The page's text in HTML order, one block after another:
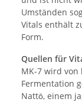
Umständen
Vitals enthält
Form.
Quellen für
MK-7 wird
Fermentation
Nattō, einem